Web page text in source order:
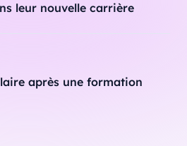
leur nouvelle carrière
après une formation